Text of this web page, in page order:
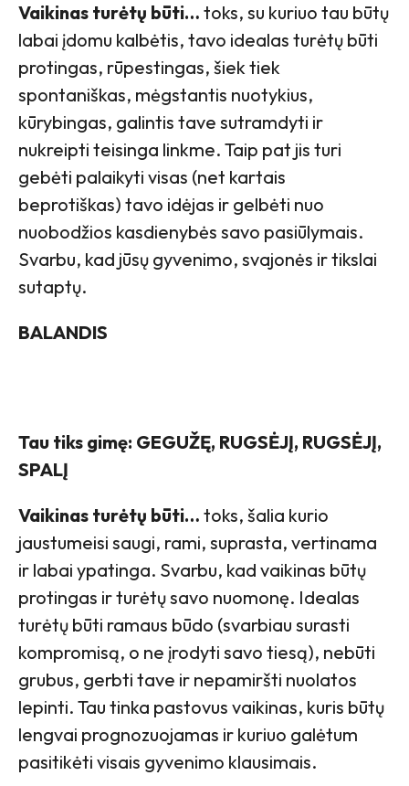
Vaikinas turėtų būti… toks, su kuriuo tau būtų
labai įdomu kalbėtis, tavo idealas turėtų būti
protingas, rūpestingas, šiek tiek
spontaniškas, mėgstantis nuotykius,
kūrybingas, galintis tave sutramdyti ir
nukreipti teisinga linkme. Taip pat jis turi
gebėti palaikyti visas (net kartais
beprotiškas) tavo idėjas ir gelbėti nuo
nuobodžios kasdienybės savo pasiūlymais.
Svarbu, kad jūsų gyvenimo, svajonės ir tikslai
sutaptų.
BALANDIS
Tau tiks gimę: GEGUŽĘ, RUGSĖJĮ, RUGSĖJĮ,
SPALĮ
Vaikinas turėtų būti… toks, šalia kurio
jaustumeisi saugi, rami, suprasta, vertinama
ir labai ypatinga. Svarbu, kad vaikinas būtų
protingas ir turėtų savo nuomonę. Idealas
turėtų būti ramaus būdo (svarbiau surasti
kompromisą, o ne įrodyti savo tiesą), nebūti
grubus, gerbti tave ir nepamiršti nuolatos
lepinti. Tau tinka pastovus vaikinas, kuris būtų
lengvai prognozuojamas ir kuriuo galėtum
pasitikėti visais gyvenimo klausimais.